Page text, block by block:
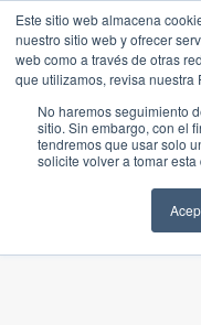
Este sitio web almacena
nuestro sitio web y ofrecer
web como a través de otras
que utilizamos, revisa nuestra
No haremos seguimiento
sitio. Sin embargo, con el
tendremos que usar solo
solicite volver a tomar